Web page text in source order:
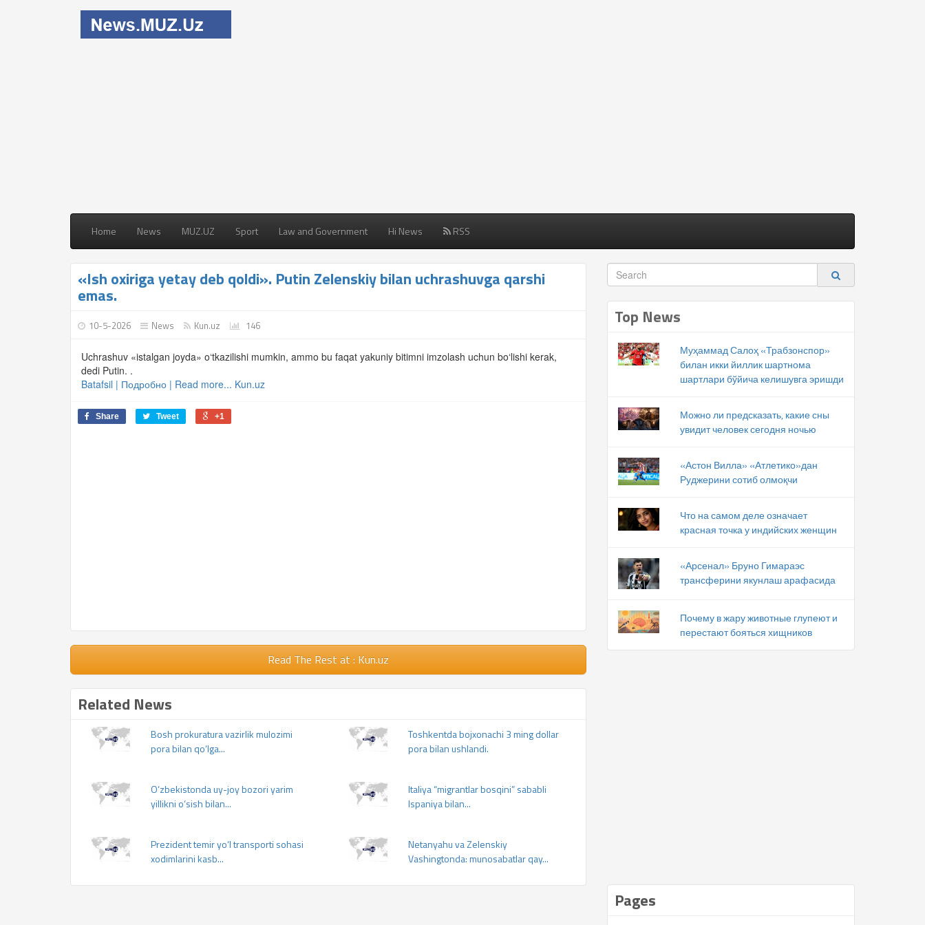
Home News MUZ.UZ Sport Law and Government Hi News RSS
«Ish oxiriga yetay deb qoldi». Putin Zelenskiy bilan uchrashuvga qarshi
emas.
10-5-2026 News Kun.uz 146
Uchrashuv «istalgan joyda» o‘tkazilishi mumkin, ammo bu faqat yakuniy bitimni imzolash uchun bo‘lishi kerak,
dedi Putin. .
Batafsil | Подробно | Read more... Kun.uz
Share Tweet +1
Read The Rest at : Kun.uz
Related News
Bosh prokuratura vazirlik mulozimi
pora bilan qo‘lga...
Toshkentda bojxonachi 3 ming dollar
pora bilan ushlandi.
O‘zbekistonda uy-joy bozori yarim
yillikni o‘sish bilan...
Italiya “migrantlar bosqini” sababli
Ispaniya bilan...
Prezident temir yo‘l transporti sohasi
xodimlarini kasb...
Netanyahu va Zelenskiy
Vashingtonda: munosabatlar qay...
Top News
Муҳаммад Салоҳ «Трабзонспор»
билан икки йиллик шартнома
шартлари бўйича келишувга эришди
Можно ли предсказать, какие сны
увидит человек сегодня ночью
«Астон Вилла» «Атлетико»дан
Руджерини сотиб олмоқчи
Что на самом деле означает
красная точка у индийских женщин
«Арсенал» Бруно Гимараэс
трансферини якунлаш арафасида
Почему в жару животные глупеют и
перестают бояться хищников
Pages